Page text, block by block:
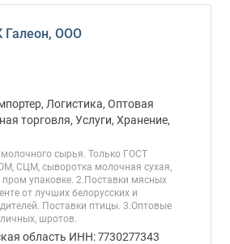
Галеон, ООО
Логистика, Оптовая
торговля, Услуги, Хранение,
сырья. Только ГОСТ
СЦМ, сыворотка молочная сухая,
упаковке. 2.Поставки мясных
от лучших белорусских и
Поставки птицы. 3.Оптовые
шротов.
область ИНН: 7730277343